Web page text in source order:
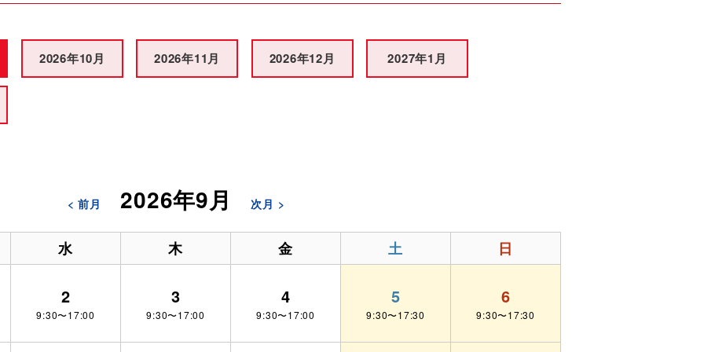
2026年10月 2026年11月 2026年12月 2027年1月
< 前月 2026年9月 次月 >
水 木 金 土 日
2
9:30〜17:00
3
9:30〜17:00
4
9:30〜17:00
5
9:30〜17:30
6
9:30〜17:30